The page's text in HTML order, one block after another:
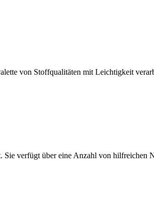
von Stoffqualitäten mit Leichtigkeit
verfügt über eine Anzahl von hilfreichen